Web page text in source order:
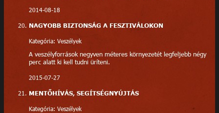
2014-08-18
NAGYOBB BIZTONSÁG A FESZTIVÁLOKON
Kategória: Veszélyek
A veszélyforrások negyven méteres környezetét legfeljebb négy
perc alatt ki kell tudni üríteni.
2015-07-27
MENTŐHÍVÁS, SEGÍTSÉGNYÚJTÁS
Kategória: Veszélyek